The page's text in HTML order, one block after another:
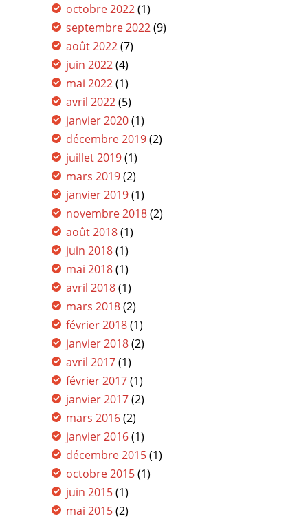
octobre 2022(1)
septembre 2022(9)
août 2022(7)
juin 2022(4)
mai 2022(1)
avril 2022(5)
janvier 2020(1)
décembre 2019(2)
juillet 2019(1)
mars 2019(2)
janvier 2019(1)
novembre 2018(2)
août 2018(1)
juin 2018(1)
mai 2018(1)
avril 2018(1)
mars 2018(2)
février 2018(1)
janvier 2018(2)
avril 2017(1)
février 2017(1)
janvier 2017(2)
mars 2016(2)
janvier 2016(1)
décembre 2015(1)
octobre 2015(1)
juin 2015(1)
mai 2015(2)